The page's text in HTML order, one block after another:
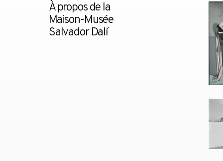
À propos de la
Maison-Musée
Salvador Dalí